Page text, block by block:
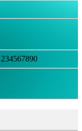
234567890